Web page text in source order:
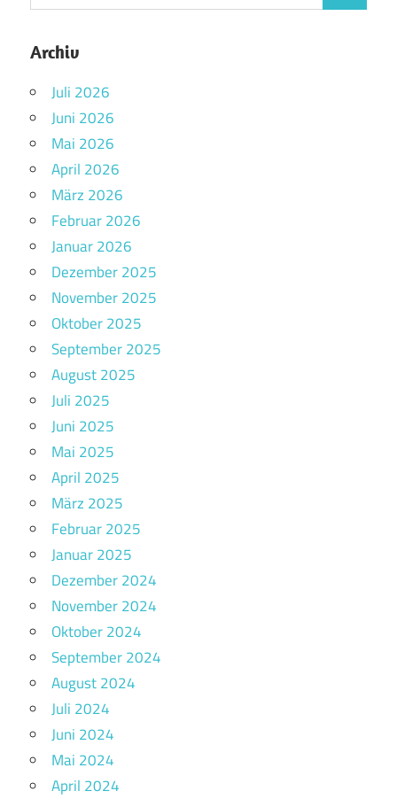
Archiv
Juli 2026
Juni 2026
Mai 2026
April 2026
März 2026
Februar 2026
Januar 2026
Dezember 2025
November 2025
Oktober 2025
September 2025
August 2025
Juli 2025
Juni 2025
Mai 2025
April 2025
März 2025
Februar 2025
Januar 2025
Dezember 2024
November 2024
Oktober 2024
September 2024
August 2024
Juli 2024
Juni 2024
Mai 2024
April 2024